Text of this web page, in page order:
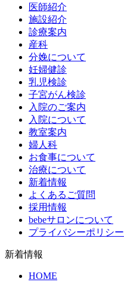
医師紹介
施設紹介
診療案内
産科
分娩について
妊婦健診
乳児検診
子宮がん検診
入院のご案内
入院について
教室案内
婦人科
お食事について
治療について
新着情報
よくあるご質問
採用情報
bebeサロンについて
プライバシーポリシー
新着情報
HOME